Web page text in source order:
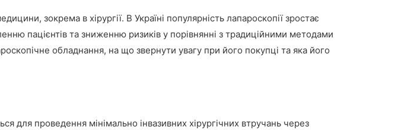
зокрема в хірургії. В Україні популярність лапароскопії зростає
пацієнтів та зниженню ризиків у порівнянні з традиційними методами
обладнання, на що звернути увагу при його покупці та яка його
для проведення мінімально інвазивних хірургічних втручань через